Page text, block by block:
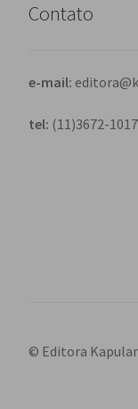
Contato
e-mail:
tel: (11)3672-1017
© Editora